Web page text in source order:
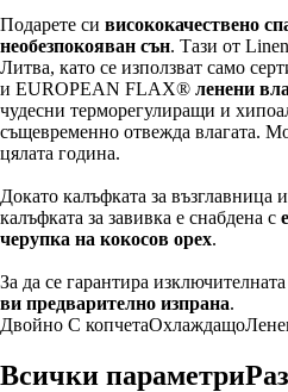
Подарете си висококачествено
необезпокояван сън. Тази от
Литва, като се използват само
и EUROPEAN FLAX® ленени
чудесни терморегулиращи и
същевременно отвежда влагата.
цялата година.
Докато калъфката за възглавница
калъфката за завивка е снабдена с
черупка на кокосов орех.
За да се гарантира
ви предварително изпрана.
Двойно С копчетаОхлаждащо
Всички параметри